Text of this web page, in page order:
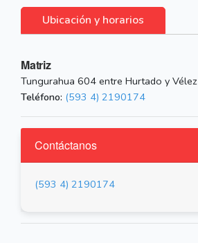
Ubicación y horarios
Matriz
Tungurahua 604 entre Hurtado y Vélez
Teléfono: (593 4) 2190174
Contáctanos
(593 4) 2190174